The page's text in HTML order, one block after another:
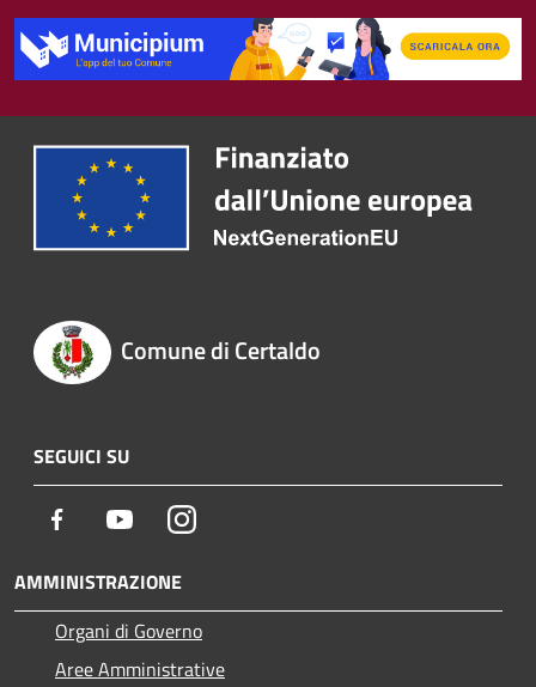
Comune di Certaldo
SEGUICI SU
Facebook YoutubeInstagram
AMMINISTRAZIONE
Organi di Governo
Aree Amministrative